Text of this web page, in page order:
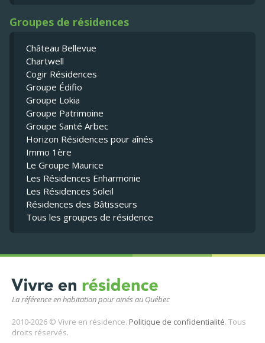
La référence en habitation pour ainés au Québec
2010-2026 © Vivre en résidence. Politique de confidentialité. Tous
droits réservés.
Groupes de résidences
Château Bellevue
Chartwell
Cogir Résidences
Groupe Édifio
Groupe Lokia
Groupe Patrimoine
Groupe Santé Arbec
Horizon Résidences pour aînés
Immo 1ère
Le Groupe Maurice
Les Résidences Enharmonie
Les Résidences Soleil
Résidences des Bâtisseurs
Tous les groupes de résidence